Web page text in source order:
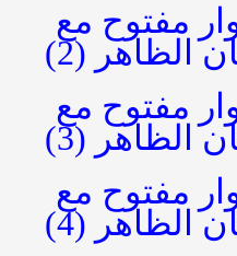
مفتوح مع
الظاهر (2)
مفتوح مع
الظاهر (3)
مفتوح مع
الظاهر (4)